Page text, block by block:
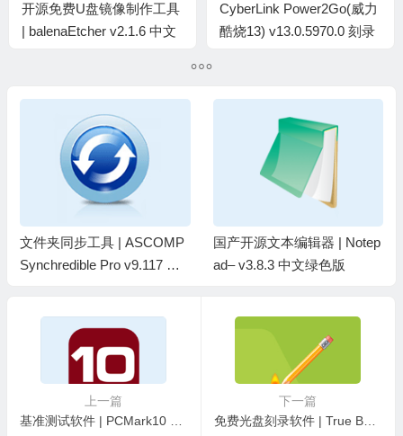
开源免费U盘镜像制作工具
| balenaEtcher v2.1.6 中文
CyberLink Power2Go(威力
酷烧13) v13.0.5970.0 刻录
文件夹同步工具 | ASCOMP
Synchredible Pro v9.117 中
国产开源文本编辑器 | Notep
ad– v3.8.3 中文绿色版
上一篇
基准测试软件 | PCMark10 解锁专业版 v2.3.2912 中文破解版
下一篇
免费光盘刻录软件 | True Burner Pro v10.7 绿色版